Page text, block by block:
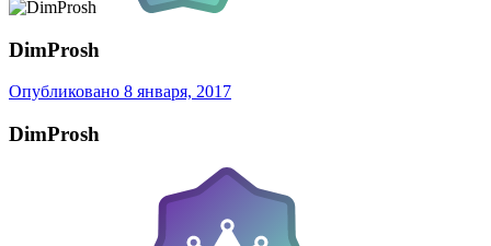
DimProsh
Опубликовано 8 января, 2017
DimProsh